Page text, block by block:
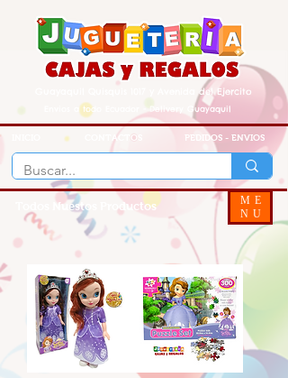
Guayaquil Quisquis 1017 y Avenida del Ejercito
Envios a todo Ecuador - Delivery Guayaquil
CONTACTOS PEDIDOS - ENVIOS
Todos Nuestos Productos
ME
NU